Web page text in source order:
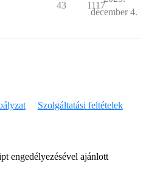
43 1117
december 4.
Szolgáltatási feltételek
engedélyezésével ajánlott